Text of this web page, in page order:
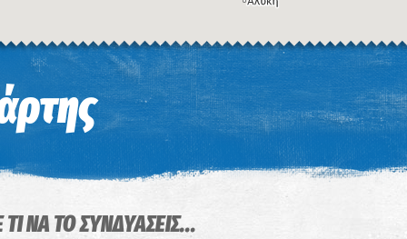
πληκτρολογίου Η εικόνα ενδέχεται να υπόκειται σε πνευματικά δικαιώματα Όροι
ΝΑ ΤΟ ΣΥΝΔΥΑΣΕΙΣ...